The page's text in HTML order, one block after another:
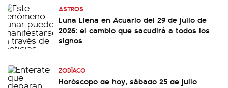
ASTROS
Luna Llena en Acuario del 29 de julio de
2026: el cambio que sacudirá a todos los
signos
ZODÍACO
Horóscopo de hoy, sábado 25 de julio